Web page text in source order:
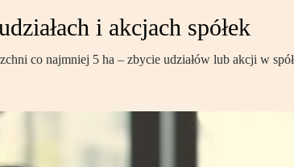
i akcjach spółek
co najmniej 5 ha – zbycie udziałów lub akcji w